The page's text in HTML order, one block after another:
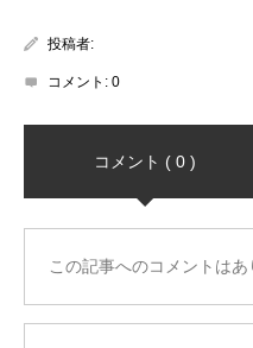
投稿者:
コメント: 0
コメント ( 0 )
この記事へのコメントはあ